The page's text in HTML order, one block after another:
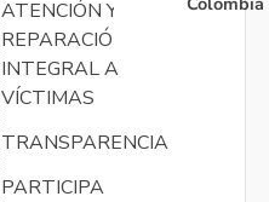
ATENCIÓN Y
REPARACIÓN
INTEGRAL A
VÍCTIMAS
TRANSPARENCIA
PARTICIPA